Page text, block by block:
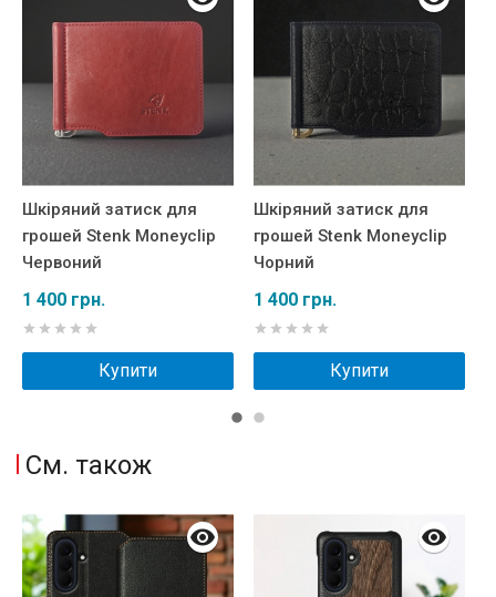
Шкіряний затиск для
грошей Stenk Moneyclip
Червоний
1 400 грн.
Купити
Шкіряний затиск для
грошей Stenk Moneyclip
Чорний
1 400 грн.
Купити
См. також